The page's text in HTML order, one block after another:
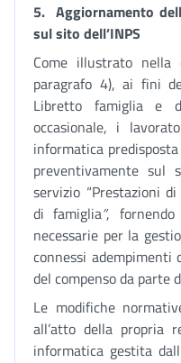
5. Aggiornamento
sul sito dell’INPS
Come illustrato
paragrafo 4), ai fini
Libretto famiglia e
occasionale, i
informatica
preventivamente sul
servizio “Prestazioni
di famiglia”,
necessarie per la
connessi
del compenso da parte
Le modifiche
all’atto della propria
informatica gestita